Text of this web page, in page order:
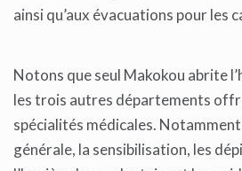
ainsi qu’aux évacuations pour les
Notons que seul Makokou abrite
les trois autres départements
spécialités médicales.
générale, la sensibilisation, les